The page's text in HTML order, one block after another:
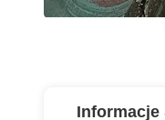
Informacje